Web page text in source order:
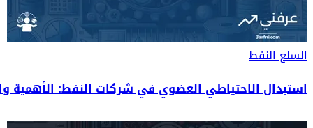
السلعالنفط
استبدال الاحتياطي العضوي في شركات النفط: الأهمية